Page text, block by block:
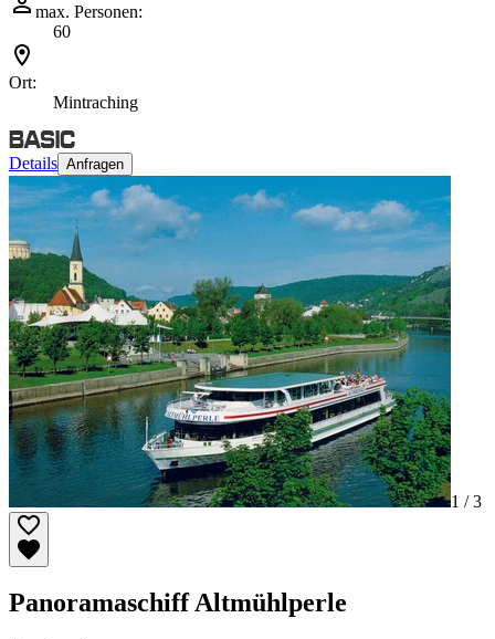
max. Personen:
60
Ort:
Mintraching
Details Anfragen
1 /3
Panoramaschiff Altmühlperle